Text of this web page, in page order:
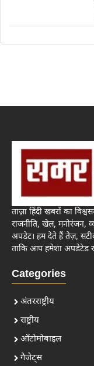
ताज़ा हिंदी खबरों का
राजनीति, खेल, मनोरंजन,
अपडेट। हम देते हैं तेज़,
ताकि आप हमेशा अपडेटेड
Categories
अंतरराष्ट्रीय
राष्ट्रीय
ऑटोमोबाइल
गैजेट्स